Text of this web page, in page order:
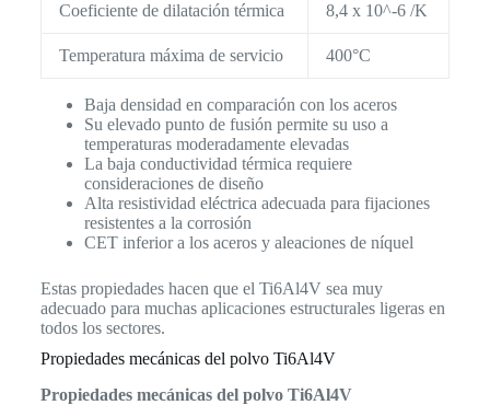
Coeficiente de dilatación térmica 8,4 x 10^-6 /K
Temperatura máxima de servicio 400°C
Baja densidad en comparación con los aceros
Su elevado punto de fusión permite su uso a
temperaturas moderadamente elevadas
La baja conductividad térmica requiere
consideraciones de diseño
Alta resistividad eléctrica adecuada para fijaciones
resistentes a la corrosión
CET inferior a los aceros y aleaciones de níquel
Estas propiedades hacen que el Ti6Al4V sea muy
adecuado para muchas aplicaciones estructurales ligeras en
todos los sectores.
Propiedades mecánicas del polvo Ti6Al4V
Propiedades mecánicas del polvo Ti6Al4V